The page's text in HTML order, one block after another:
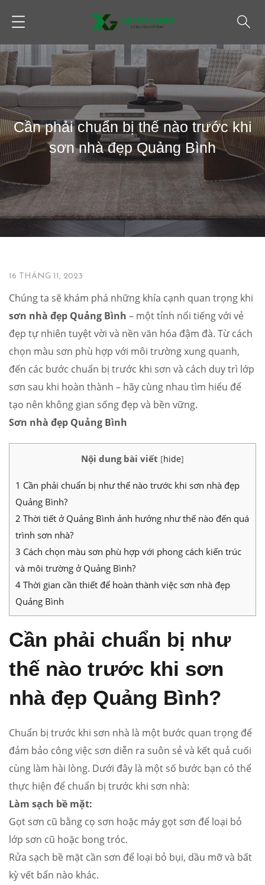
Cần phải chuẩn bị thế nào trước khi
sơn nhà đẹp Quảng Bình
TIN TỨC
16 THÁNG 11, 2023
Chúng ta sẽ khám phá những khía cạnh quan trọng khi
sơn nhà đẹp Quảng Bình – một tỉnh nổi tiếng với vẻ
đẹp tự nhiên tuyệt vời và nền văn hóa đậm đà. Từ cách
chọn màu sơn phù hợp với môi trường xung quanh,
đến các bước chuẩn bị trước khi sơn và cách duy trì lớp
sơn sau khi hoàn thành – hãy cùng nhau tìm hiểu để
tạo nên không gian sống đẹp và bền vững.
Sơn nhà đẹp Quảng Bình
Nội dung bài viết [hide]
1 Cần phải chuẩn bị như thế nào trước khi sơn nhà đẹp
Quảng Bình?
2 Thời tiết ở Quảng Bình ảnh hưởng như thế nào đến quá
trình sơn nhà?
3 Cách chọn màu sơn phù hợp với phong cách kiến trúc
và môi trường ở Quảng Bình?
4 Thời gian cần thiết để hoàn thành việc sơn nhà đẹp
Quảng Bình
Cần phải chuẩn bị như
thế nào trước khi sơn
nhà đẹp Quảng Bình?
Chuẩn bị trước khi sơn nhà là một bước quan trọng để
đảm bảo công việc sơn diễn ra suôn sẻ và kết quả cuối
cùng làm hài lòng. Dưới đây là một số bước bạn có thể
thực hiện để chuẩn bị trước khi sơn nhà:
Làm sạch bề mặt:
Gọt sơn cũ bằng cọ sơn hoặc máy gọt sơn để loại bỏ
lớp sơn cũ hoặc bong tróc.
Rửa sạch bề mặt cần sơn để loại bỏ bụi, dầu mỡ và bất
kỳ vết bẩn nào khác.